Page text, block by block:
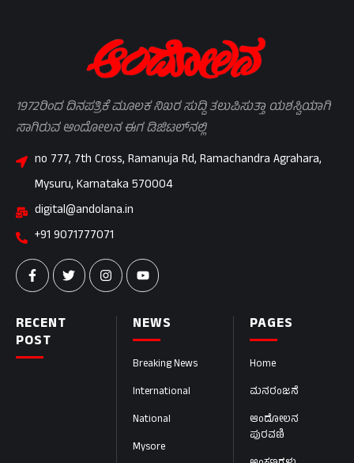
PAGES
Home
ಮನರಂಜನೆ
ಆಂದೋಲನ
ಪುರವಣಿ
NEWS
Breaking News
International
National
Mysore
RECENT
POST
1972ರಿಂದ ದಿನಪತ್ರಿಕೆ ಮೂಲಕ ನಿಖರ ಸುದ್ದಿ ತಲುಪಿಸುತ್ತಾ ಯಶಸ್ವಿಯಾಗಿ
ಸಾಗಿರುವ ಆಂದೋಲನ ಈಗ ಡಿಜಿಟಲ್‌ನಲ್ಲಿ
no 777, 7th Cross, Ramanuja Rd, Ramachandra Agrahara,
Mysuru, Karnataka 570004
digital@andolana.in
+91 9071777071